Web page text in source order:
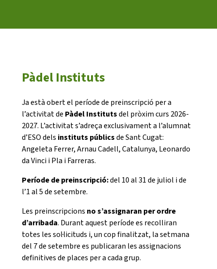
Pàdel Instituts
Ja està obert el període de preinscripció per a
l’activitat de Pàdel Institutsdel pròxim curs 2026-
2027. L’activitat s’adreça exclusivament a l’alumnat
d’ESO dels instituts públicsde Sant Cugat:
Angeleta Ferrer, Arnau Cadell, Catalunya, Leonardo
da Vinci i Pla i Farreras.
Període de preinscripció:del 10 al 31 de juliol i de
l’1 al 5 de setembre.
Les preinscripcions no s’assignaran per ordre
d’arribada. Durant aquest període es recolliran
totes les sol·licituds i, un cop finalitzat, la setmana
del 7 de setembre es publicaran les assignacions
definitives de places per a cada grup.
CONEIX FUNDESPLAI
La Fundació
L'equip
Missió i valors
Els comptes clars